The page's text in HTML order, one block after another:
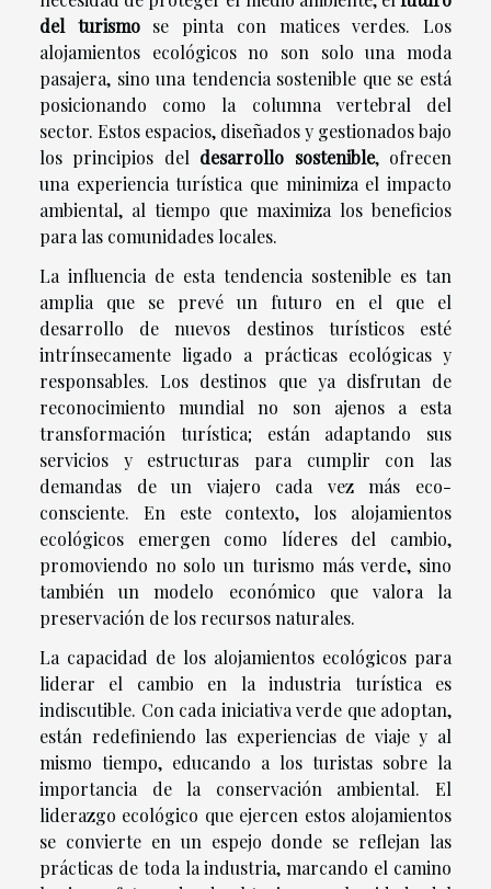
del turismose pinta con matices verdes. Los
alojamientos ecológicos no son solo una moda
pasajera, sino una tendencia sostenible que se está
posicionando como la columna vertebral del
sector. Estos espacios, diseñados y gestionados bajo
los principios del desarrollo sostenible, ofrecen
una experiencia turística que minimiza el impacto
ambiental, al tiempo que maximiza los beneficios
para las comunidades locales.
La influencia de esta tendencia sostenible es tan
amplia que se prevé un futuro en el que el
desarrollo de nuevos destinos turísticos esté
intrínsecamente ligado a prácticas ecológicas y
responsables. Los destinos que ya disfrutan de
reconocimiento mundial no son ajenos a esta
transformación turística; están adaptando sus
servicios y estructuras para cumplir con las
demandas de un viajero cada vez más eco-
consciente. En este contexto, los alojamientos
ecológicos emergen como líderes del cambio,
promoviendo no solo un turismo más verde, sino
también un modelo económico que valora la
preservación de los recursos naturales.
La capacidad de los alojamientos ecológicos para
liderar el cambio en la industria turística es
indiscutible. Con cada iniciativa verde que adoptan,
están redefiniendo las experiencias de viaje y al
mismo tiempo, educando a los turistas sobre la
importancia de la conservación ambiental. El
liderazgo ecológico que ejercen estos alojamientos
se convierte en un espejo donde se reflejan las
prácticas de toda la industria, marcando el camino